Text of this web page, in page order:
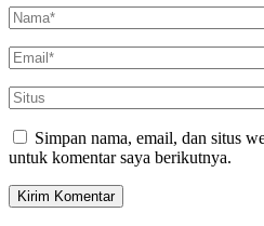
Simpan nama, email, dan situs
untuk komentar saya berikutnya.